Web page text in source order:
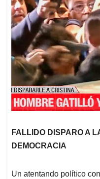
FALLIDO DISPARO A
DEMOCRACIA
Un atentando político